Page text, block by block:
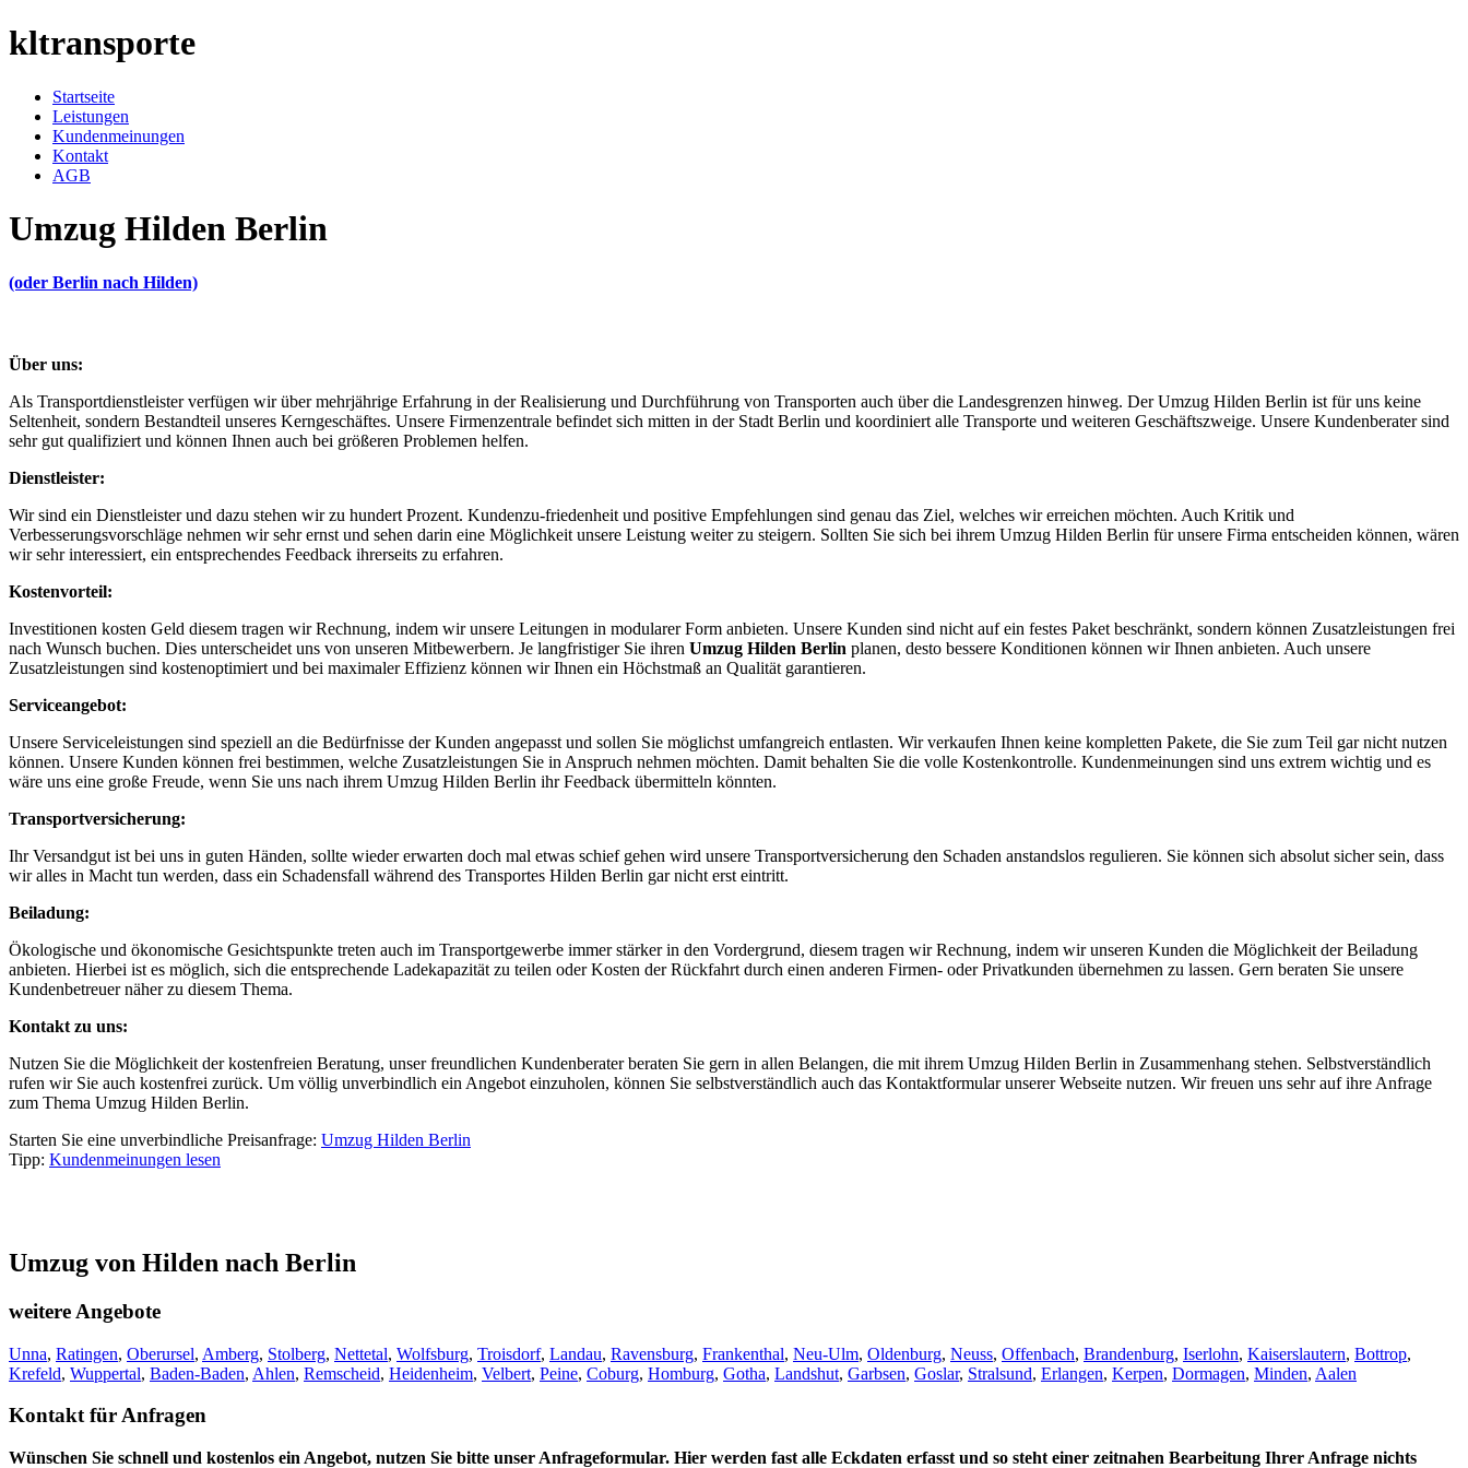
kltransporte
Startseite
Leistungen
Kundenmeinungen
Kontakt
AGB
Umzug Hilden Berlin
(oder Berlin nach Hilden)
Über uns:
Als Transportdienstleister verfügen wir über mehrjährige Erfahrung in der Realisierung und Durchführung von Transporten auch über die Landesgrenzen hinweg. Der Umzug Hilden Berlin ist für uns keine
Seltenheit, sondern Bestandteil unseres Kerngeschäftes. Unsere Firmenzentrale befindet sich mitten in der Stadt Berlin und koordiniert alle Transporte und weiteren Geschäftszweige. Unsere Kundenberater sind
sehr gut qualifiziert und können Ihnen auch bei größeren Problemen helfen.
Dienstleister:
Wir sind ein Dienstleister und dazu stehen wir zu hundert Prozent. Kundenzu-friedenheit und positive Empfehlungen sind genau das Ziel, welches wir erreichen möchten. Auch Kritik und
Verbesserungsvorschläge nehmen wir sehr ernst und sehen darin eine Möglichkeit unsere Leistung weiter zu steigern. Sollten Sie sich bei ihrem Umzug Hilden Berlin für unsere Firma entscheiden können, wären
wir sehr interessiert, ein entsprechendes Feedback ihrerseits zu erfahren.
Kostenvorteil:
Investitionen kosten Geld diesem tragen wir Rechnung, indem wir unsere Leitungen in modularer Form anbieten. Unsere Kunden sind nicht auf ein festes Paket beschränkt, sondern können Zusatzleistungen frei
nach Wunsch buchen. Dies unterscheidet uns von unseren Mitbewerbern. Je langfristiger Sie ihren Umzug Hilden Berlin planen, desto bessere Konditionen können wir Ihnen anbieten. Auch unsere
Zusatzleistungen sind kostenoptimiert und bei maximaler Effizienz können wir Ihnen ein Höchstmaß an Qualität garantieren.
Serviceangebot:
Unsere Serviceleistungen sind speziell an die Bedürfnisse der Kunden angepasst und sollen Sie möglichst umfangreich entlasten. Wir verkaufen Ihnen keine kompletten Pakete, die Sie zum Teil gar nicht nutzen
können. Unsere Kunden können frei bestimmen, welche Zusatzleistungen Sie in Anspruch nehmen möchten. Damit behalten Sie die volle Kostenkontrolle. Kundenmeinungen sind uns extrem wichtig und es
wäre uns eine große Freude, wenn Sie uns nach ihrem Umzug Hilden Berlin ihr Feedback übermitteln könnten.
Transportversicherung:
Ihr Versandgut ist bei uns in guten Händen, sollte wieder erwarten doch mal etwas schief gehen wird unsere Transportversicherung den Schaden anstandslos regulieren. Sie können sich absolut sicher sein, dass
wir alles in Macht tun werden, dass ein Schadensfall während des Transportes Hilden Berlin gar nicht erst eintritt.
Beiladung:
Ökologische und ökonomische Gesichtspunkte treten auch im Transportgewerbe immer stärker in den Vordergrund, diesem tragen wir Rechnung, indem wir unseren Kunden die Möglichkeit der Beiladung
anbieten. Hierbei ist es möglich, sich die entsprechende Ladekapazität zu teilen oder Kosten der Rückfahrt durch einen anderen Firmen- oder Privatkunden übernehmen zu lassen. Gern beraten Sie unsere
Kundenbetreuer näher zu diesem Thema.
Kontakt zu uns:
Nutzen Sie die Möglichkeit der kostenfreien Beratung, unser freundlichen Kundenberater beraten Sie gern in allen Belangen, die mit ihrem Umzug Hilden Berlin in Zusammenhang stehen. Selbstverständlich
rufen wir Sie auch kostenfrei zurück. Um völlig unverbindlich ein Angebot einzuholen, können Sie selbstverständlich auch das Kontaktformular unserer Webseite nutzen. Wir freuen uns sehr auf ihre Anfrage
zum Thema Umzug Hilden Berlin.
Starten Sie eine unverbindliche Preisanfrage: Umzug Hilden Berlin
Tipp: Kundenmeinungen lesen
Umzug von Hilden nach Berlin
weitere Angebote
Unna, Ratingen, Oberursel, Amberg, Stolberg, Nettetal, Wolfsburg, Troisdorf, Landau, Ravensburg, Frankenthal, Neu-Ulm, Oldenburg, Neuss, Offenbach, Brandenburg, Iserlohn, Kaiserslautern, Bottrop,
Krefeld, Wuppertal, Baden-Baden, Ahlen, Remscheid, Heidenheim, Velbert, Peine, Coburg, Homburg, Gotha, Landshut, Garbsen, Goslar, Stralsund, Erlangen, Kerpen, Dormagen, Minden, Aalen
Kontakt für Anfragen
Wünschen Sie schnell und kostenlos ein Angebot, nutzen Sie bitte unser Anfrageformular. Hier werden fast alle Eckdaten erfasst und so steht einer zeitnahen Bearbeitung Ihrer Anfrage nichts